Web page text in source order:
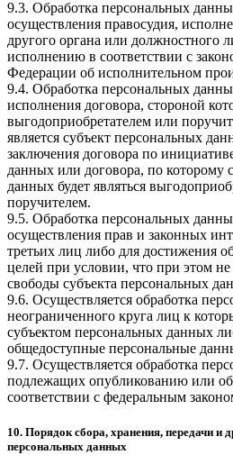
9.3. Обработка персональных
осуществления правосудия,
другого органа или должностного
исполнению в соответствии с
Федерации об исполнительном
9.4. Обработка персональных
исполнения договора, стороной
выгодоприобретателем или
является субъект персональных
заключения договора по
данных или договора, по которому
данных будет являться
поручителем.
9.5. Обработка персональных
осуществления прав и законных
третьих лиц либо для достижения
целей при условии, что при этом
свободы субъекта персональных
9.6. Осуществляется обработка
неограниченного круга лиц к
субъектом персональных данных
общедоступные персональные
9.7. Осуществляется обработка
подлежащих опубликованию или
соответствии с федеральным
10. Порядок сбора, хранения, передачи и
персональных данных